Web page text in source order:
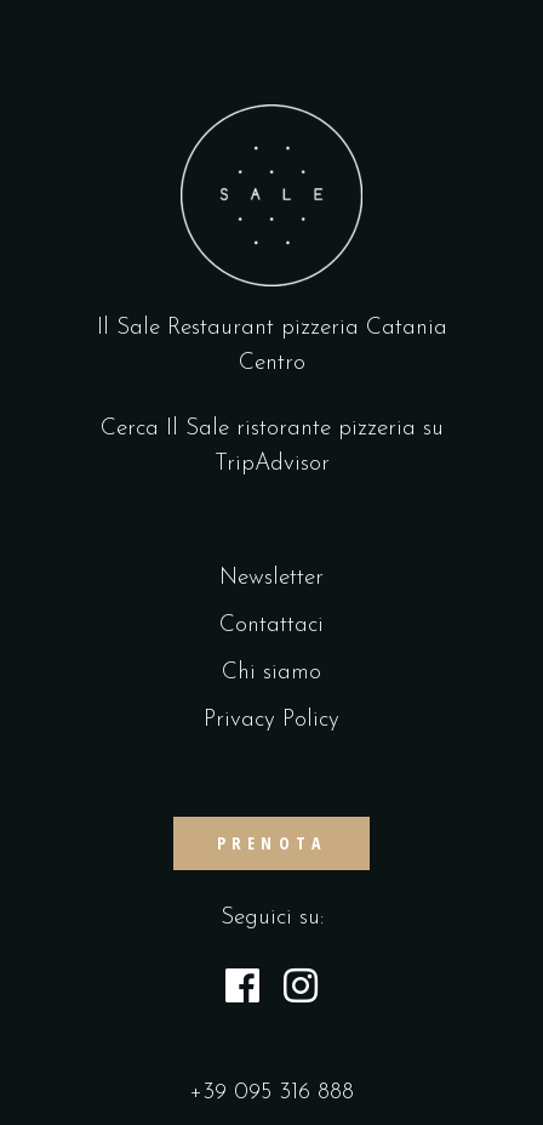
Il Sale Restaurant pizzeria Catania
Centro
Cerca Il Sale ristorante pizzeria su
TripAdvisor
Newsletter
Contattaci
Chi siamo
Privacy Policy
PRENOTA
Seguici su:
+39 095 316 888